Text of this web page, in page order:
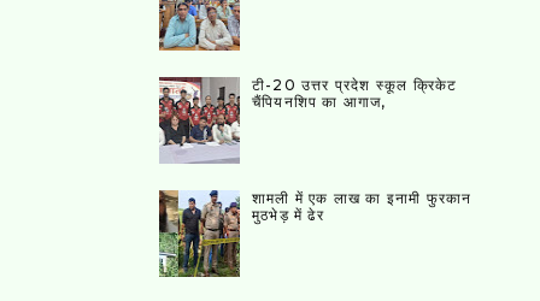
टी-20 उत्तर प्रदेश स्कूल क्रिकेट
चैंपियनशिप का आगाज,
शामली में एक लाख का इनामी फुरकान
मुठभेड़ में ढेर